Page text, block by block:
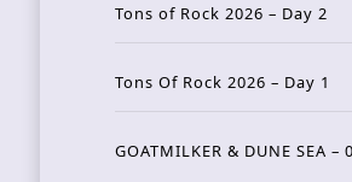
Tons of Rock 2026 – Day 2
Tons Of Rock 2026 – Day 1
GOATMILKER & DUNE SEA